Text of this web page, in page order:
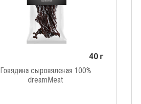
40 г
Говядина сыровяленая 100%
dreamMeat